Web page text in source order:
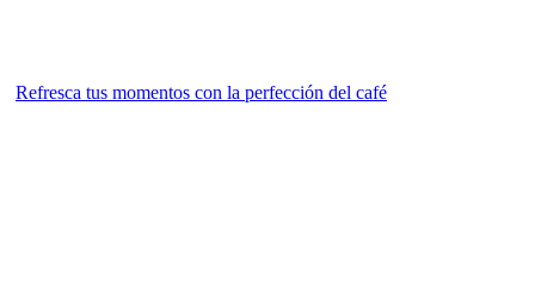
Refresca tus momentos con la perfección del café